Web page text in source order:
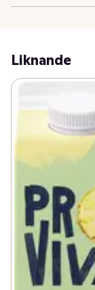
Liknande